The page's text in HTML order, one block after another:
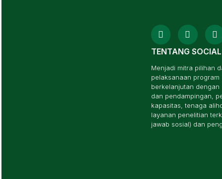
TENTANG
Menjadi mitra pilihan
pelaksanaan
berkelanjutan dengan
dan pendampingan,
kapasitas, tenaga
layanan penelitian
jawab sosial) dan